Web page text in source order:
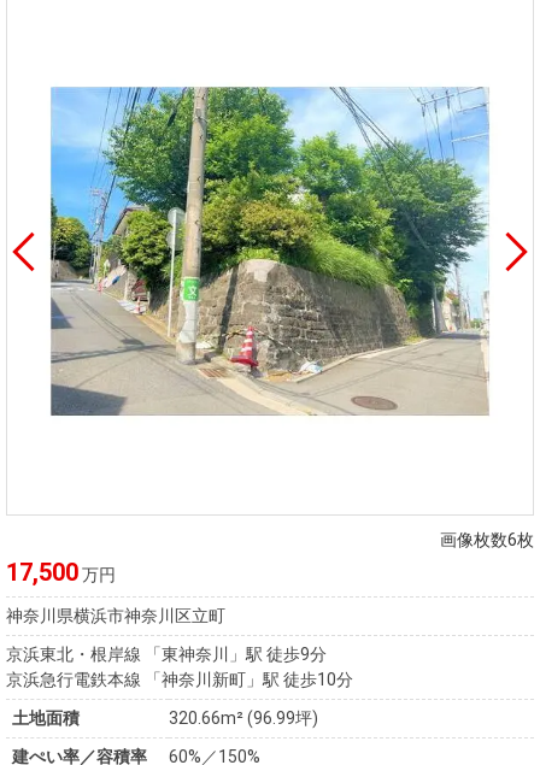
画像枚数6枚
17,500万円
神奈川県横浜市神奈川区立町
京浜東北・根岸線 「東神奈川」駅 徒歩9分
京浜急行電鉄本線 「神奈川新町」駅 徒歩10分
土地面積
320.66m² (96.99坪)
建ぺい率／容積率
60%／150%